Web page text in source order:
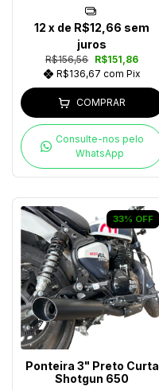
R$156,56 R$151,86
R$136,67 com Pix
12 x de R$12,66 sem
juros
COMPRAR
Consulte-nos pelo
WhatsApp
33% OFF
Ponteira 3" Preto Curta
Shotgun 650